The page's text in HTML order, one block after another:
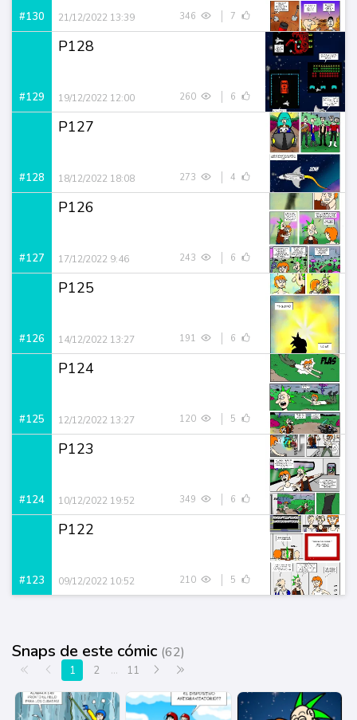
#130 21/12/2022 13:39 346 7
#129
P128
19/12/2022 12:00 260 6
#128
P127
18/12/2022 18:08 273 4
#127
P126
17/12/2022 9:46 243 6
#126
P125
14/12/2022 13:27 191 6
#125
P124
12/12/2022 13:27 120 5
#124
P123
10/12/2022 19:52 349 6
#123
P122
09/12/2022 10:52 210 5
Snaps de este cómic (62)
Primera página
Anterior
1 2 ... 11 Siguiente